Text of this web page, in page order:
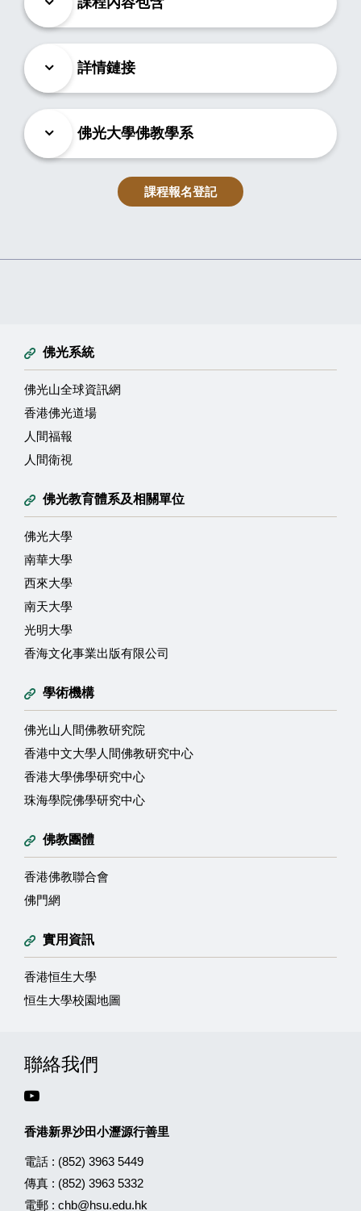
詳情鏈接
佛光大學佛教學系
課程報名登記
佛光系統
佛光山全球資訊網
香港佛光道場
人間福報
人間衛視
佛光教育體系及相關單位
佛光大學
南華大學
西來大學
南天大學
光明大學
香海文化事業出版有限公司
學術機構
佛光山人間佛教研究院
香港中文大學人間佛教研究中心
香港大學佛學研究中心
珠海學院佛學研究中心
佛教團體
香港佛教聯合會
佛門網
實用資訊
香港恒生大學
恒生大學校園地圖
聯絡我們
香港新界沙田小瀝源行善里
電話 : (852) 3963 5449
傳真 : (852) 3963 5332
電郵 : chb@hsu.edu.hk